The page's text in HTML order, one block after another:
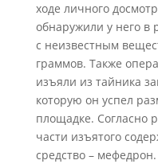
ходе личного
обнаружили у него в
с неизвестным
граммов. Также
изъяли из тайника
которую он успел
площадке. Согласно
части изъятого
средство – мефедрон.